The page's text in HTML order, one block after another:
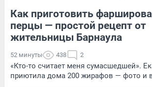
Как приготовить
перцы — простой рецепт от
жительницы Барнаула
52 минуты 438 2
«Кто-то считает меня сумасшедшей».
приютила дома 200 жирафов — фото и